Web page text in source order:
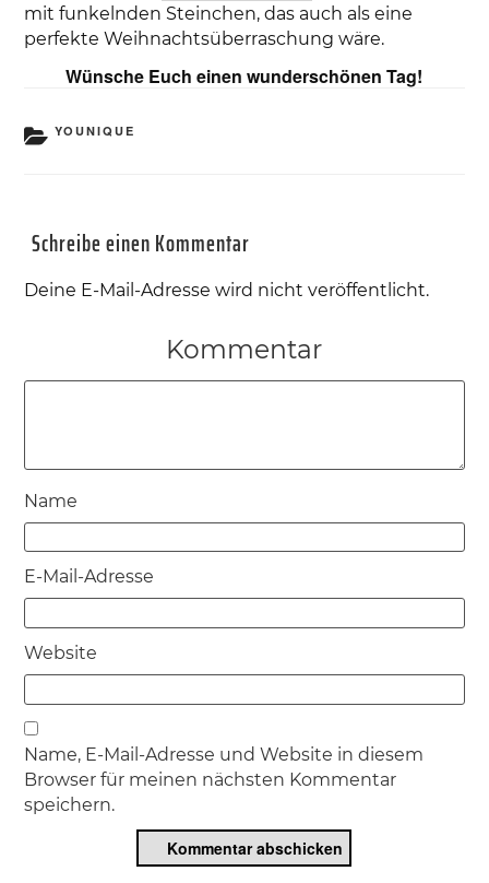
mit funkelnden Steinchen, das auch als eine
perfekte Weihnachtsüberraschung wäre.
Wünsche Euch einen wunderschönen Tag!
KATEGORIEN
YOUNIQUE
Schreibe einen Kommentar
Deine E-Mail-Adresse wird nicht veröffentlicht.
Kommentar
Name
E-Mail-Adresse
Website
Name, E-Mail-Adresse und Website in diesem
Browser für meinen nächsten Kommentar
speichern.